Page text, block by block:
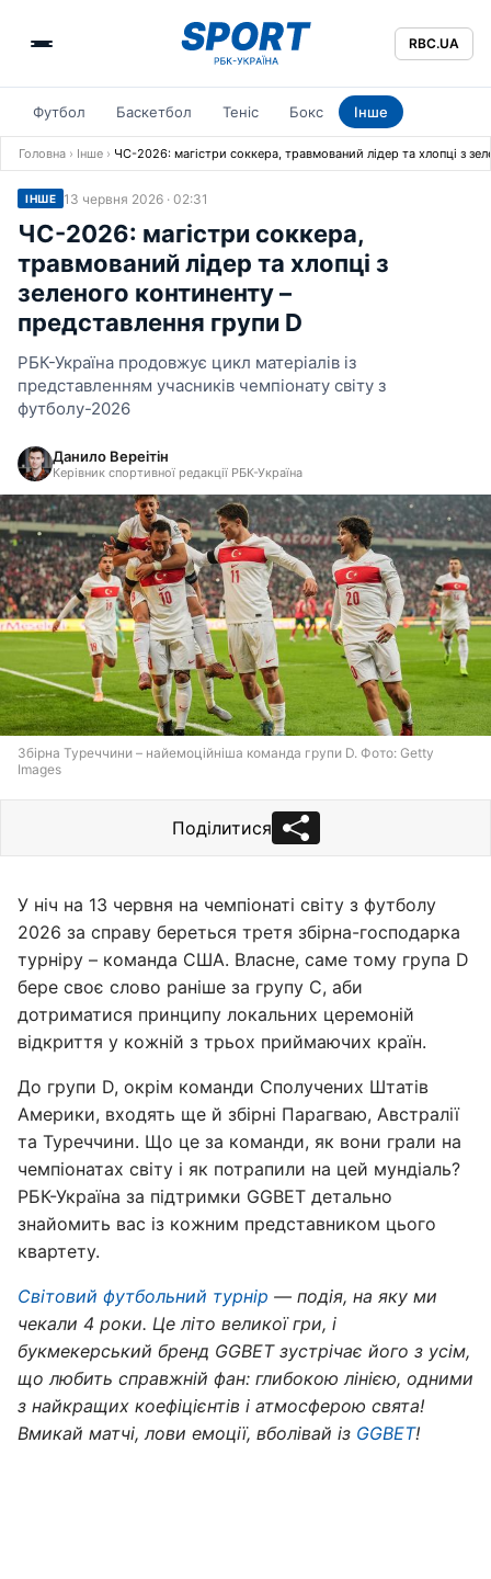
RBC.UA
Футбол Баскетбол Теніс Бокс Інше
Головна › Інше › ЧС-2026: магістри соккера, травмований лідер та хлопці з
ІНШЕ 13 червня 2026 · 02:31
ЧС-2026: магістри соккера,
травмований лідер та хлопці з
зеленого континенту –
представлення групи D
РБК-Україна продовжує цикл матеріалів із
представленням учасників чемпіонату світу з
футболу-2026
Данило Вереітін
Керівник спортивної редакції РБК-Україна
Збірна Туреччини – найемоційніша команда групи D. Фото: Getty
Images
Поділитися
У ніч на 13 червня на чемпіонаті світу з футболу
2026 за справу береться третя збірна-господарка
турніру – команда США. Власне, саме тому група D
бере своє слово раніше за групу C, аби
дотриматися принципу локальних церемоній
відкриття у кожній з трьох приймаючих країн.
До групи D, окрім команди Сполучених Штатів
Америки, входять ще й збірні Парагваю, Австралії
та Туреччини. Що це за команди, як вони грали на
чемпіонатах світу і як потрапили на цей мундіаль?
РБК-Україна за підтримки GGBET детально
знайомить вас із кожним представником цього
квартету.
Світовий футбольний турнір — подія, на яку ми
чекали 4 роки. Це літо великої гри, і
букмекерський бренд GGBET зустрічає його з усім,
що любить справжній фан: глибокою лінією, одними
з найкращих коефіцієнтів і атмосферою свята!
Вмикай матчі, лови емоції, вболівай із GGBET!